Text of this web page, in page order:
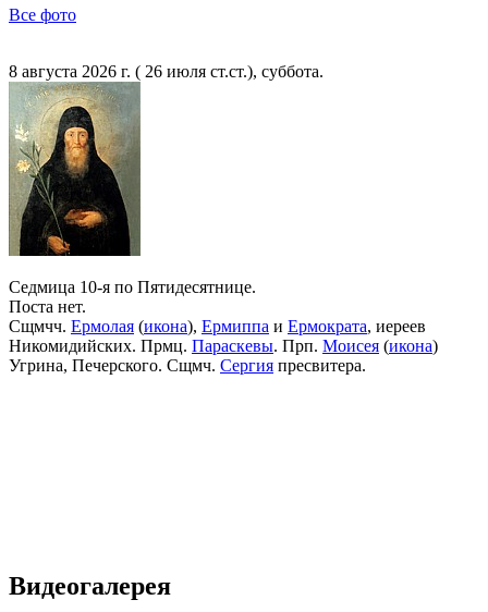
Все фото
8 августа 2026 г. ( 26 июля ст.ст.), суббота.
Седмица 10-я по Пятидесятнице.
Поста нет.
Сщмчч. Ермолая (икона), Ермиппа и Ермократа, иереев
Никомидийских. Прмц. Параскевы. Прп. Моисея (икона)
Угрина, Печерского. Сщмч. Сергия пресвитера.
Видеогалерея